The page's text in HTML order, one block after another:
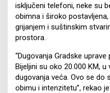
isključeni telefoni, neke su
obimna i široko
grijanjem i suštinskim
prostora.
“Dugovanja Gradske
Bijeljini su oko 20.000 KM,
dugovanja veća. Ovo se do
obimu i intenzitetu”, rekao